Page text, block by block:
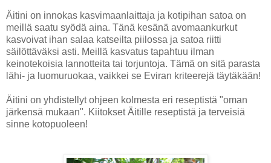
Äitini on innokas kasvimaanlaittaja ja kotipihan satoa on
meillä saatu syödä aina. Tänä kesänä avomaankurkut
kasvoivat ihan salaa katseilta piilossa ja satoa riitti
säilöttäväksi asti. Meillä kasvatus tapahtuu ilman
keinotekoisia lannotteita tai torjuntoja. Tämä on sitä parasta
lähi- ja luomuruokaa, vaikkei se Eviran kriteerejä täytäkään!
Äitini on yhdistellyt ohjeen kolmesta eri reseptistä "oman
järkensä mukaan". Kiitokset Äitille reseptistä ja terveisiä
sinne kotopuoleen!